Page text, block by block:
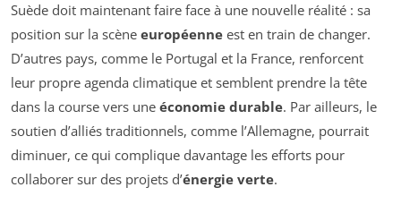
Suède doit maintenant faire face à une nouvelle réalité : sa
position sur la scène européenne est en train de changer.
D’autres pays, comme le Portugal et la France, renforcent
leur propre agenda climatique et semblent prendre la tête
dans la course vers une économie durable. Par ailleurs, le
soutien d’alliés traditionnels, comme l’Allemagne, pourrait
diminuer, ce qui complique davantage les efforts pour
collaborer sur des projets d’énergie verte.